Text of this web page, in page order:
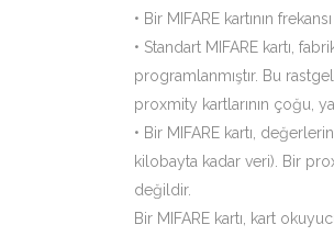
• Bir MIFARE kartının
• Standart MIFARE kartı,
programlanmıştır. Bu
proxmity kartlarının çoğu,
• Bir MIFARE kartı,
kilobayta kadar veri). Bir
değildir.
Bir MIFARE kartı, kart